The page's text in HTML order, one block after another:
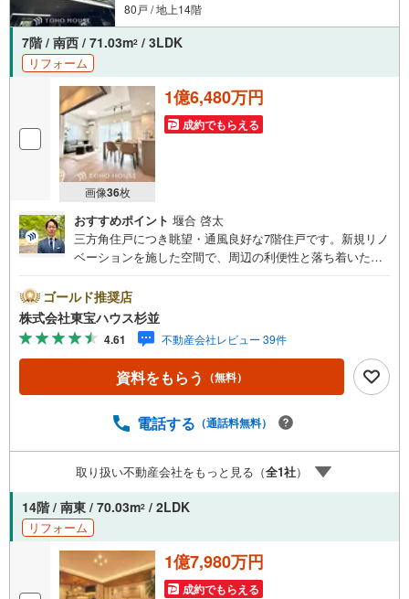
ご案内・詳細な資料のご請求はお気軽にどうぞ♪
お電話でのお問い合わせも常時受け付けております！
お気軽にお問い合わせください。
80戸 / 地上14階
7階 / 南西 / 71.03m2 / 3LDK
リフォーム
画像36枚
1億6,480万円
成約でもらえる
おすすめポイント 堰合 啓太
三方角住戸につき眺望・通風良好な7階住戸です。新規リノ
ベーションを施した空間で、周辺の利便性と落ち着いた住
「未来カレンダー」のご提案。・ 未来に起こるであろうご
自宅リフォームをオンライン上でご提案「ミラカレクラ
ブ」。・ 不動産売却時、ご自宅を綺麗にかつ瀟洒にさせる
CG加工ホームステイジングサービス。・ 購入者様へ、税
理士による確定申告の無料セミナーをご招待いたします。
ご予約に際して日時のご希望をお伝えください。（もちろ
中物件）の手配が必要な場合がございますのでご容赦くだ
ご案内は弊社へのご来社、お客様宅へのお迎え・最寄駅で
の待ち合わせ、物件周辺のコンビニ等でお待ち合わせな
ど、ご希望をお伝えください。ご希望条件をお伝え頂けま
したら、ご見学希望物件以外の資料も用意して参ります。
もちろん他の物件も併せてご案内させていただきます。
ゴールド推奨店
株式会社東宝ハウス杉並
4.61 不動産会社レビュー 39件
資料をもらう （無料）
電話する （通話料無料）
取り扱い不動産会社をもっと見る（全1社）
14階 / 南東 / 70.03m2 / 2LDK
リフォーム
1億7,980万円
成約でもらえる